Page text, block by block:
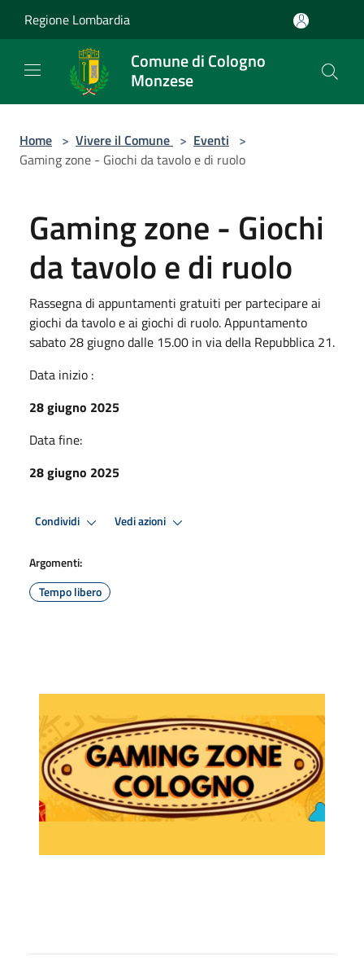
Regione Lombardia
Comune di Cologno
Monzese
Home > Vivere il Comune > Eventi >
Gaming zone - Giochi da tavolo e di ruolo
Gaming zone - Giochi
da tavolo e di ruolo
Rassegna di appuntamenti gratuiti per partecipare ai
giochi da tavolo e ai giochi di ruolo. Appuntamento
sabato 28 giugno dalle 15.00 in via della Repubblica 21.
Data inizio :
28 giugno 2025
Data fine:
28 giugno 2025
Condividi Vedi azioni
Argomenti:
Tempo libero